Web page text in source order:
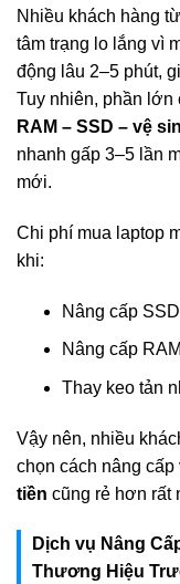
Nhiều khách hàng
tâm trạng lo lắng vì
động lâu 2–5 phút,
Tuy nhiên, phần
RAM – SSD – vệ
nhanh gấp 3–5 lần
mới.
Chi phí mua laptop
khi:
Nâng cấp
Nâng cấp
Thay keo tản
Vậy nên, nhiều
chọn cách nâng cấp
tiền cũng rẻ hơn rất
Dịch vụ Nâng
Thương Hiệu